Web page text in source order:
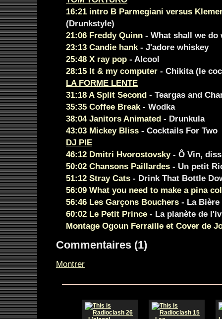
16:21 intro B Parmegiani versus
(Drunkstyle)
21:06 Freddy Quinn - What shall we
23:13 Candie hank- J'adore whiskey
25:48 X ray pop - Alcool
28:15 It & my computer - Chikita (le
LA FORME LENTE
31:18 A Split Second - Teargas and
35:35 Coffee Break- Wodka
38:04 Janitors Animated - Drunkula
43:03 Mickey Bliss - Cocktails For Two
DJ PIE
46:12 Dmitri Hvorostovsky- Ô Vin,
50:02 Chansons Paillardes - Un petit
51:12 Stray Cats - Drink That Bottle
56:09 What you need to make a pina
56:46 Les Garçons Bouchers - La Bière
60:02 Le Petit Prince - La planète de
Montage Ogoun Ferraille et Cover de
Commentaires (1)
Montrer